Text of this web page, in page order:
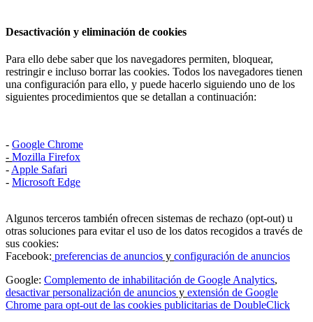
Desactivación y eliminación de cookies
Para ello debe saber que los navegadores permiten, bloquear,
restringir e incluso borrar las cookies. Todos los navegadores tienen
una configuración para ello, y puede hacerlo siguiendo uno de los
siguientes procedimientos que se detallan a continuación:
- Google Chrome
- Mozilla Firefox
- Apple Safari
- Microsoft Edge
Algunos terceros también ofrecen sistemas de rechazo (opt-out) u
otras soluciones para evitar el uso de los datos recogidos a través de
sus cookies:
Facebook: preferencias de anuncios y configuración de anuncios
Google: Complemento de inhabilitación de Google Analytics,
desactivar personalización de anuncios y extensión de Google
Chrome para opt-out de las cookies publicitarias de DoubleClick